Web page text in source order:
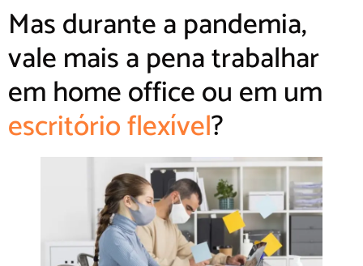
Mas durante a pandemia,
vale mais a pena trabalhar
em home office ou em um
escritório flexível?